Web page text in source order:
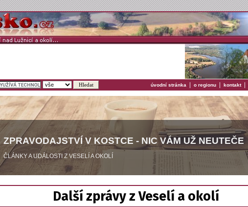
úvodní stránka | o regionu | kontakt|
ZPRAVODAJSTVÍ V KOSTCE - NIC VÁM UŽ NEUTEČE
ČLÁNKY A UDÁLOSTI Z VESELÍ A OKOLÍ
Další zprávy z Veselí a okolí